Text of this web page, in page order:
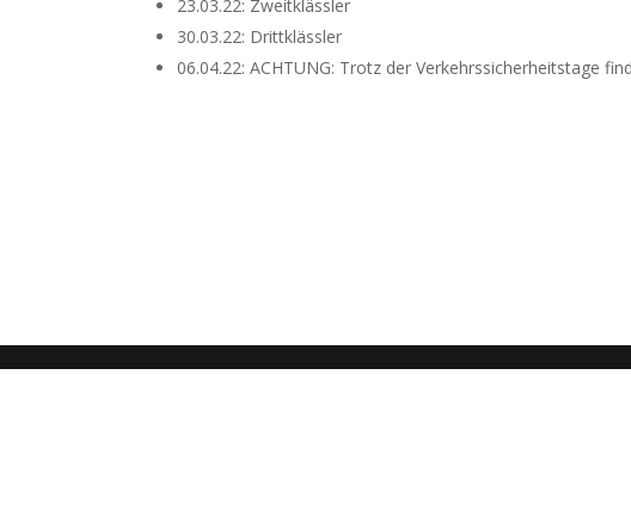
23.03.22: Zweitklässler
30.03.22: Drittklässler
06.04.22: ACHTUNG: Trotz der Verkehrssicherheitstage